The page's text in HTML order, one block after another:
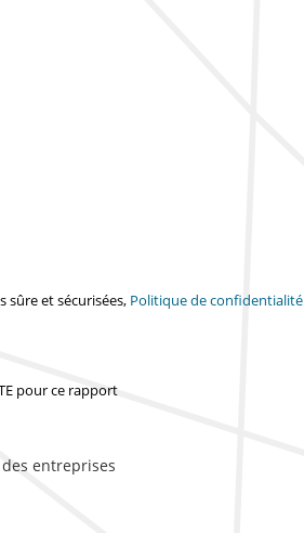
sûre et sécurisées, Politique de confidentialité
pour ce rapport
entreprises